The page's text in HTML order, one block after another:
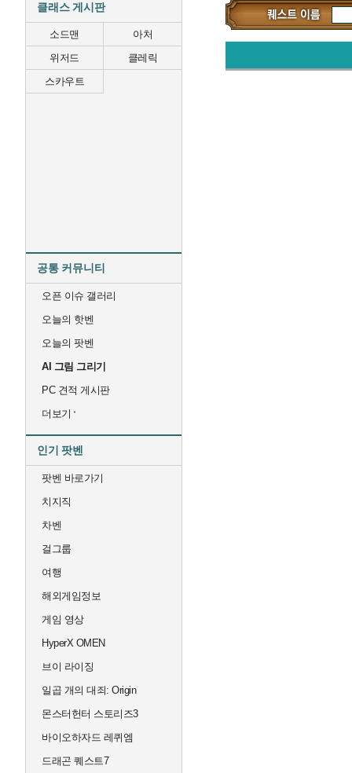
클래스 게시판
소드맨
아처
위저드
클레릭
스카우트
공통 커뮤니티
오픈 이슈 갤러리
오늘의 핫벤
오늘의 팟벤
AI 그림 그리기
PC 견적 게시판
더보기
인기 팟벤
팟벤 바로가기
치지직
차벤
걸그룹
여행
해외게임정보
게임 영상
HyperX OMEN
브이 라이징
일곱 개의 대죄: Origin
몬스터헌터 스토리즈3
바이오하자드 레퀴엠
드래곤 퀘스트7